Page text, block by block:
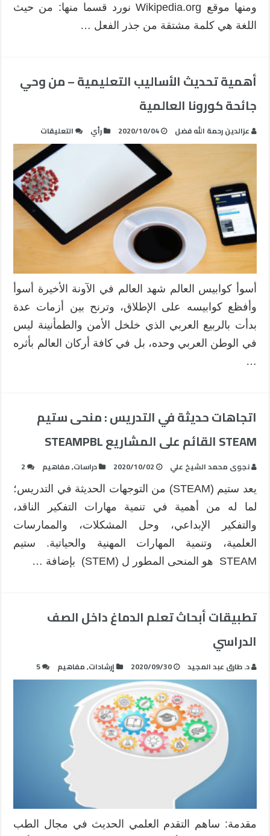
ومنها موقع Wikipedia.org نورد قسما منها: من حيث
اللغة هي كلمة مشتقة من جذر الفعل …
أهمية تحديث الأساليب التعليمية – من وحي
جائحة كورونا العالمية
عزالدين رحمة الله فضل 2020/10/04 رأي التعليقات
أهمية
تحديث
الأساليب
التعليمية
–
من
وحي
العالمية
مغلقة
أسوأ كوابيس العالم شهد العالم في الآونة الأخيرة أسوأ
وأفظع كوابيسه على الإطلاق، وترنح بين أزمات عدة
بدأت بالربيع العربي الذي خلخل الأمن والطمأنينة ليس
في الوطن العربي وحده، بل في كافة أركان العالم بأثره
…
اتجاهات حديثة في التدريس : منحى ستيم
STEAM القائم على المشاريع STEAMPBL
نجوى محمد الشيخ علي 2020/10/02 دراسات,مفاهيم 2
يعد ستيم (STEAM) من التوجهات الحديثة في التدريس؛
لما له من أهمية في تنمية مهارات التفكير الناقد،
والتفكير الإبداعي، وحل المشكلات، والممارسات
العلمية، وتنمية المهارات المهنية والحياتية. ستيم
STEAM هو المنحى المطور ل (STEM) بإضافة …
تطبيقات أبحاث تعلم الدماغ داخل الصف
الدراسي
د. طارق عبد المجيد 2020/09/30 إرشادات,مفاهيم 5
مقدمة: ساهم التقدم العلمي الحديث في مجال الطب